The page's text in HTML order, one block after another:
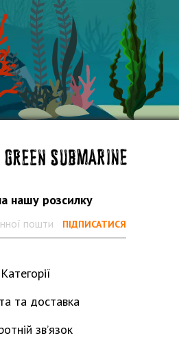
нашу розсилку
Категорії
та доставка
зв’язок